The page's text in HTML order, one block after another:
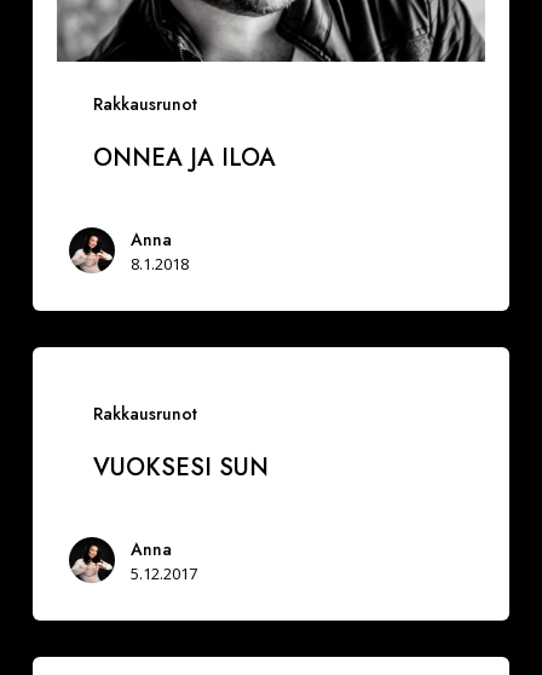
Rakkausrunot
ONNEA JA ILOA
Anna
8.1.2018
Rakkausrunot
VUOKSESI SUN
Anna
5.12.2017